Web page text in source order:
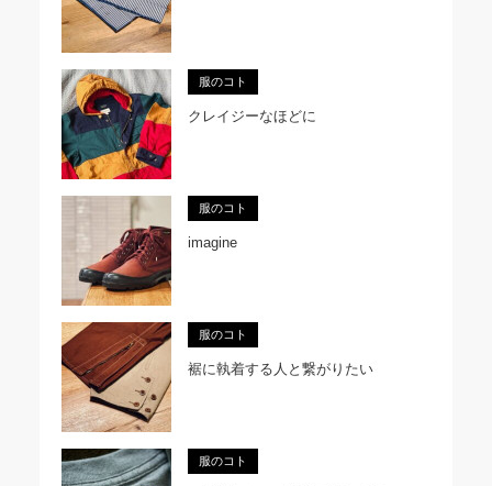
服のコト
クレイジーなほどに
服のコト
imagine
服のコト
裾に執着する人と繋がりたい
服のコト